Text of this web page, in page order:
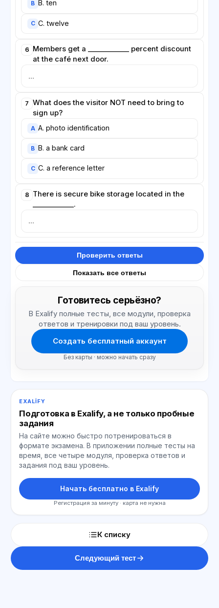
B B. ten
C C. twelve
6 Members get a ____________ percent discount
at the café next door.
7
What does the visitor NOT need to bring to
sign up?
A A. photo identification
B B. a bank card
C C. a reference letter
8 There is secure bike storage located in the
____________.
Проверить ответы
Показать все ответы
Готовитесь серьёзно?
В Exalify полные тесты, все модули, проверка
ответов и тренировки под ваш уровень.
Создать бесплатный аккаунт
Без карты · можно начать сразу
EXALIFY
Подготовка в Exalify, а не только пробные
задания
На сайте можно быстро потренироваться в
формате экзамена. В приложении полные тесты на
время, все четыре модуля, проверка ответов и
задания под ваш уровень.
Начать бесплатно в Exalify
Регистрация за минуту · карта не нужна
К списку
Следующий тест